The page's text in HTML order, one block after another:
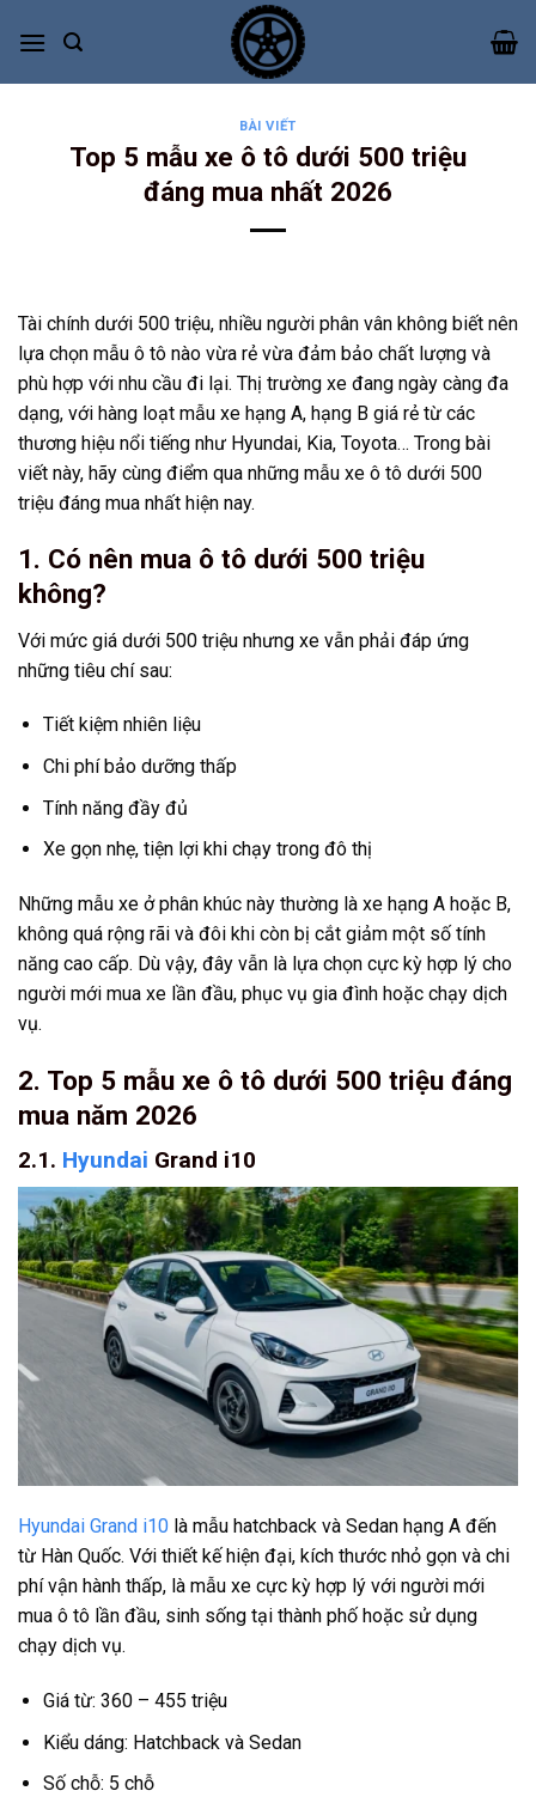
qua
BÀI VIẾT
Top 5 mẫu xe ô tô dưới 500 triệu
đáng mua nhất 2026
Tài chính dưới 500 triệu, nhiều người phân vân không biết nên
lựa chọn mẫu ô tô nào vừa rẻ vừa đảm bảo chất lượng và
phù hợp với nhu cầu đi lại. Thị trường xe đang ngày càng đa
dạng, với hàng loạt mẫu xe hạng A, hạng B giá rẻ từ các
thương hiệu nổi tiếng như Hyundai, Kia, Toyota… Trong bài
viết này, hãy cùng điểm qua những mẫu xe ô tô dưới 500
triệu đáng mua nhất hiện nay.
1. Có nên mua ô tô dưới 500 triệu
không?
Với mức giá dưới 500 triệu nhưng xe vẫn phải đáp ứng
những tiêu chí sau:
Tiết kiệm nhiên liệu
Chi phí bảo dưỡng thấp
Tính năng đầy đủ
Xe gọn nhẹ, tiện lợi khi chạy trong đô thị
Những mẫu xe ở phân khúc này thường là xe hạng A hoặc B,
không quá rộng rãi và đôi khi còn bị cắt giảm một số tính
năng cao cấp. Dù vậy, đây vẫn là lựa chọn cực kỳ hợp lý cho
người mới mua xe lần đầu, phục vụ gia đình hoặc chạy dịch
vụ.
2. Top 5 mẫu xe ô tô dưới 500 triệu đáng
mua năm 2026
2.1. Hyundai Grand i10
Hyundai Grand i10 là mẫu hatchback và Sedan hạng A đến
từ Hàn Quốc. Với thiết kế hiện đại, kích thước nhỏ gọn và chi
phí vận hành thấp, là mẫu xe cực kỳ hợp lý với người mới
mua ô tô lần đầu, sinh sống tại thành phố hoặc sử dụng
chạy dịch vụ.
Giá từ: 360 – 455 triệu
Kiểu dáng: Hatchback và Sedan
Số chỗ: 5 chỗ